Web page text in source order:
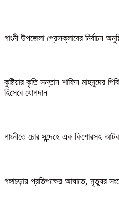
গাংনী উপজেলা প্রেসক্লাবের নির্বাচন
কুষ্টিয়ার কৃতি সন্তান শাফিন মাহমুদের
হিসেবে যোগদান
গাংনীতে চোর সন্দেহে এক কিশোরসহ
গঙ্গাচড়ায় প্রতিপক্ষের আঘাতে, মৃত্যুর